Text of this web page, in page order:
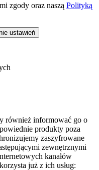
zgody oraz naszą Polityką
ustawień
również informować go o
produkty poza
zaszyfrowane
zewnętrznymi
kanałów
już z ich usług: